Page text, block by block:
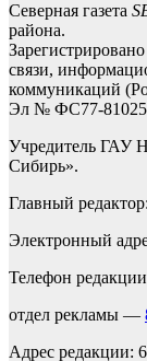
Северная газета
района.
связи,
коммуникаций
Эл № ФС77-81025
Учредитель ГАУ
Сибирь».
Главный
Электронный
Телефон
отдел рекламы —
Адрес редакции: